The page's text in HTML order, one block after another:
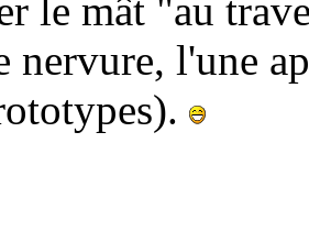
le mât "au
nervure, l'une